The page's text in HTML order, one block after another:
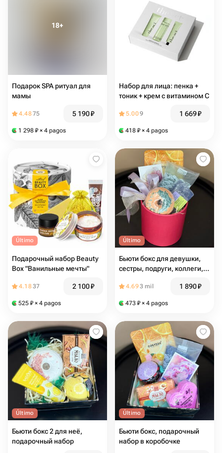
Подарок SPA ритуал для
мамы
4.4875 5 190₽
1 298 ₽ × 4 pagos
Набор для лица: пенка +
тоник + крем с витамином С
5.009 1 669₽
418 ₽ × 4 pagos
Último
Подарочный набор Beauty
Box "Ванильные мечты"
4.1837 2 100₽
525 ₽ × 4 pagos
Último
Бьюти бокс для девушки,
сестры, подруги, коллеги,
4.693 mil 1 890₽
473 ₽ × 4 pagos
Último
Бьюти бокс 2 для неё,
подарочный набор
Último
Бьюти бокс, подарочный
набор в коробочке